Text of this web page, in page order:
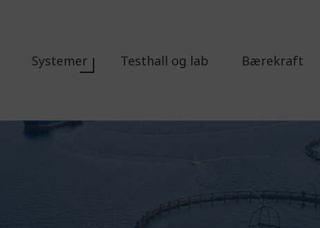
Systemer Testhall og lab Bærekraft